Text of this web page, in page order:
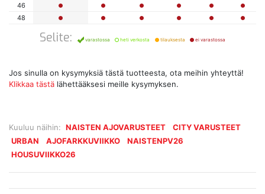
Kuuluu näihin: NAISTEN AJOVARUSTEET
CITY VARUSTEET
URBAN
AJOFARKKUVIIKKO
NAISTENPV26
HOUSUVIIKKO26
46
48
Selite: varastossa heti verkosta tilauksesta ei varastossa
Jos sinulla on kysymyksiä tästä tuotteesta, ota meihin yhteyttä!
Klikkaa tästä lähettääksesi meille kysymyksen.